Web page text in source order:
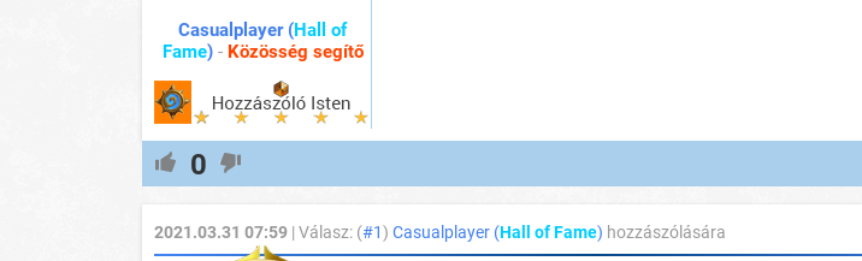
Casualplayer (Hall of
Fame)- Közösség segítő
0
2021.03.31 07:59 | Válasz: (#1) Casualplayer (Hall of Fame) hozzászólására